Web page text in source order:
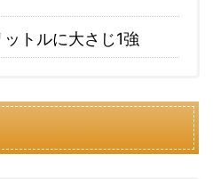
トルに大さじ1強